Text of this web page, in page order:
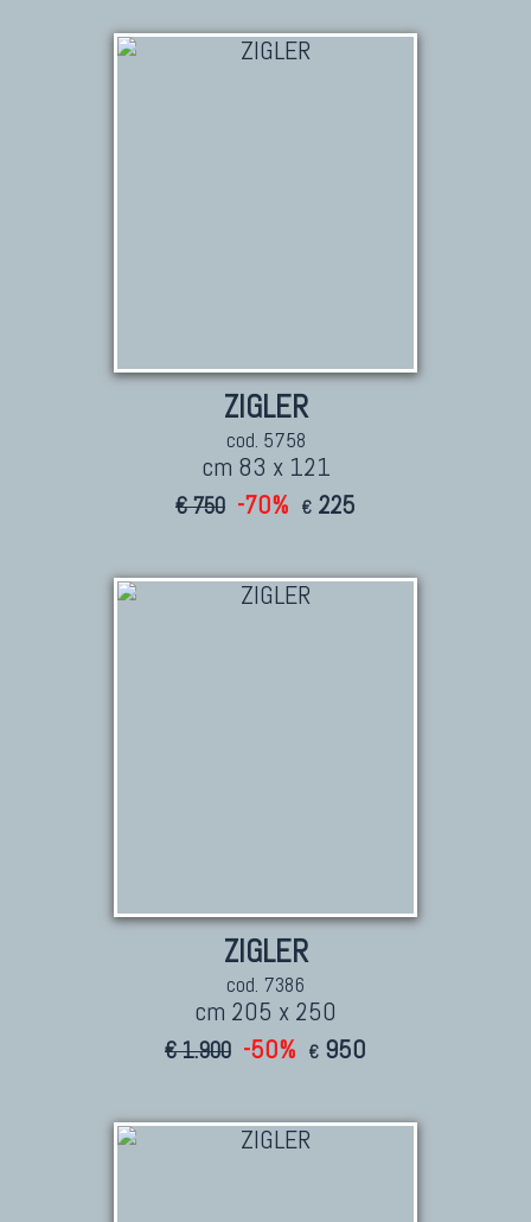
ZIGLER
cod. 5758
cm 83 x 121
€ 750 -70% € 225
ZIGLER
cod. 7386
cm 205 x 250
€ 1.900 -50% € 950